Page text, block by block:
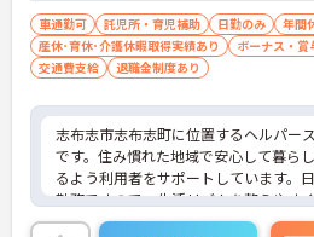
車通勤可 託児所・育児補助 日勤のみ
年間
産休･育休･介護休暇取得実績あり
ボーナス・賞
交通費支給
退職金制度あり
志布志市志布志町に位置するヘルパー
です。住み慣れた地域で安心して暮ら
るよう利用者をサポートしています。
勤務ですので、生活リズムを整えやす
勤務いただけます♪ご興味のある方に